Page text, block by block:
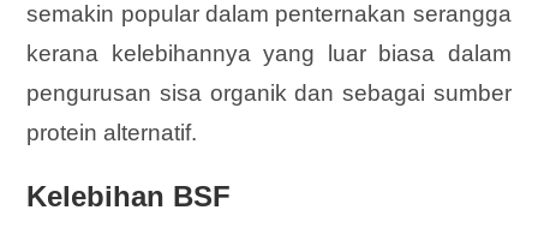
semakin popular dalam penternakan serangga
kerana kelebihannya yang luar biasa dalam
pengurusan sisa organik dan sebagai sumber
protein alternatif.
Kelebihan BSF